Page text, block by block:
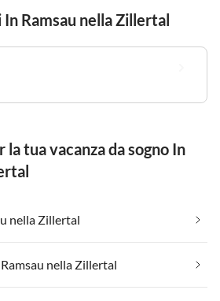
Ramsau nella Zillertal
la tua vacanza da sogno In
nella Zillertal
nella Zillertal